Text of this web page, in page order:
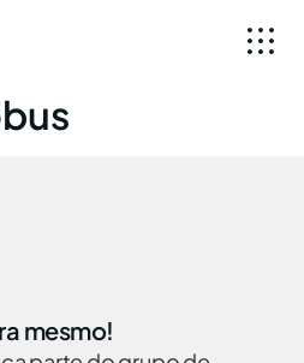
mesmo!